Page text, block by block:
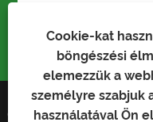
Cookie-kat
böngészési
elemezzük a
személyre szabjuk
használatával Ön
Copyright © 2022